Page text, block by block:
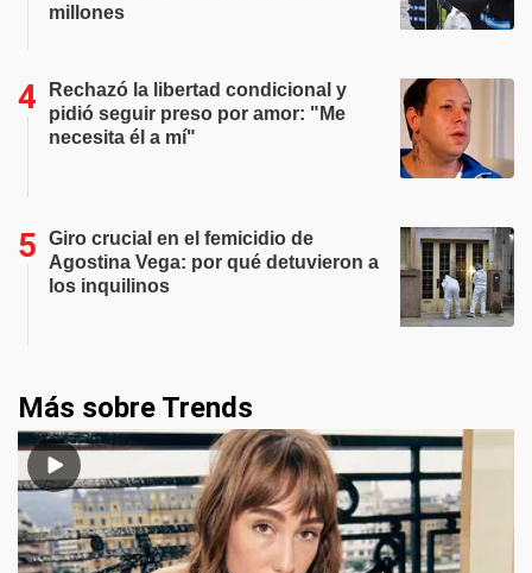
millones
Rechazó la libertad condicional y
pidió seguir preso por amor: "Me
necesita él a mí"
Giro crucial en el femicidio de
Agostina Vega: por qué detuvieron a
los inquilinos
Más sobre Trends